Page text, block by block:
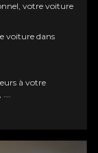
votre voiture
voiture dans
à votre
….